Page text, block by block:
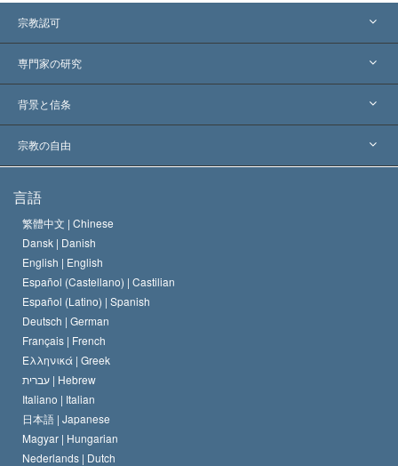
宗教認可
アメリカ
世界各地での認可
主要な裁定
専門家の研究
各分野の専門家による見解
世界を代表する専門家
背景と信条
L. ロン ハバード
サイエントロジー教会の信条
サイエントロジストの規律
デビッド･ミスキャベッジ
宗教の自由
何でしょう？
人権の国際基準
宗教に関する宣言
言語
繁體中文 | Chinese
Dansk | Danish
English | English
Español (Castellano) | Castilian
Español (Latino) | Spanish
Deutsch | German
Français | French
Ελληνικά | Greek
עברית | Hebrew
Italiano | Italian
日本語 | Japanese
Magyar | Hungarian
Nederlands | Dutch